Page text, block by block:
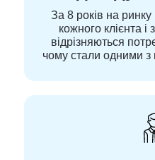
За 8 років на
кожного клієнта і
відрізняються
чому стали одними з